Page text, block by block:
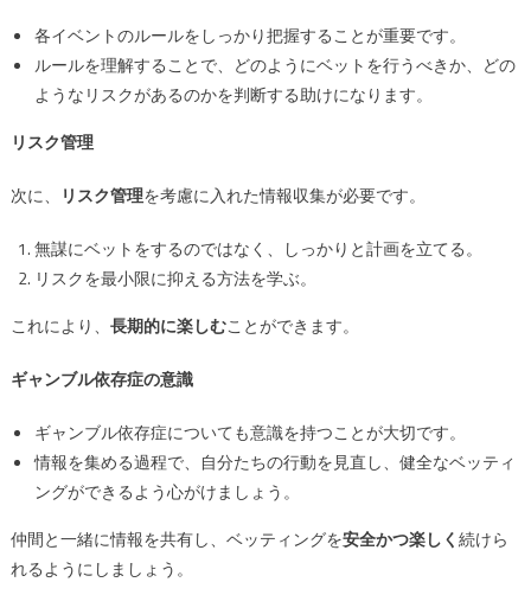
各イベントのルールをしっかり把握することが重要です。
ルールを理解することで、どのようにベットを行うべきか、どの
ようなリスクがあるのかを判断する助けになります。
リスク管理
次に、 リスク管理を考慮に入れた情報収集が必要です。
無謀にベットをするのではなく、しっかりと計画を立てる。
リスクを最小限に抑える方法を学ぶ。
これにより、 長期的に楽しむことができます。
ギャンブル依存症の意識
ギャンブル依存症についても意識を持つことが大切です。
情報を集める過程で、自分たちの行動を見直し、健全なベッティ
ングができるよう心がけましょう。
仲間と一緒に情報を共有し、ベッティングを安全かつ楽しく続けら
れるようにしましょう。